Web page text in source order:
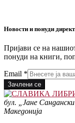
Новости и понуди
Пријави се на
понуди на книги,
Email *
Зачлени се
бул. „Јане
Македонија